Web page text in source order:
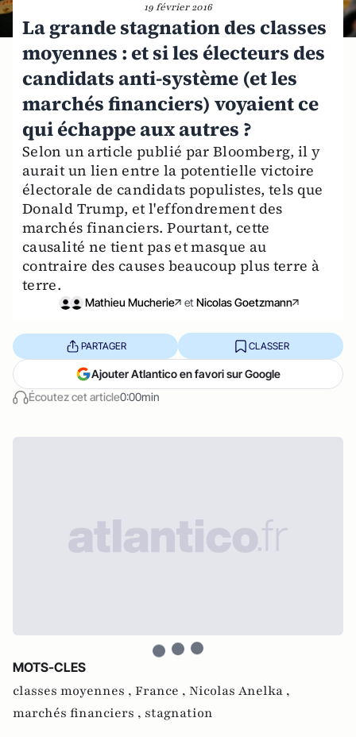
19 février 2016
La grande stagnation des classes
moyennes : et si les électeurs des
candidats anti-système (et les
marchés financiers) voyaient ce
qui échappe aux autres ?
Selon un article publié par Bloomberg, il y
aurait un lien entre la potentielle victoire
électorale de candidats populistes, tels que
Donald Trump, et l'effondrement des
marchés financiers. Pourtant, cette
causalité ne tient pas et masque au
contraire des causes beaucoup plus terre à
terre.
Mathieu Mucherie et Nicolas Goetzmann
Écoutez cet article0:00min
PARTAGER CLASSER
Ajouter Atlantico en favori sur Google
MOTS-CLES
classes moyennes , France , Nicolas Anelka ,
marchés financiers , stagnation